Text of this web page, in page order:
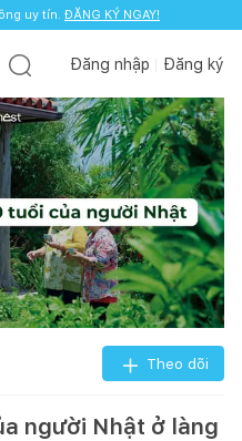
uy tín. ĐĂNG KÝ NGAY!
Đăng nhập Đăng ký
Theo dõi
người Nhật ở làng